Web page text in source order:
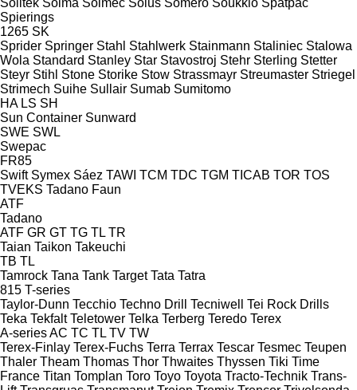
Spierings
1265 SK
Sprider Springer Stahl Stahlwerk Stainmann Staliniec Stalowa
Wola Standard Stanley Star Stavostroj Stehr Sterling Stetter
Steyr Stihl Stone Storike Stow Strassmayr Streumaster Striegel
Strimech Suihe Sullair Sumab Sumitomo
HA LS SH
Sun Container Sunward
SWE SWL
Swepac
FR85
Swift Symex Sáez TAWI TCM TDC TGM TICAB TOR TOS
TVEKS Tadano Faun
ATF
Tadano
ATF GR GT TG TL TR
Taian Taikon Takeuchi
TB TL
Tamrock Tana Tank Target Tata Tatra
815 T-series
Taylor-Dunn Tecchio Techno Drill Tecniwell
Tei Rock Drills
Teka Tekfalt Teletower Telka Terberg Teredo Terex
A-seriesAC TC TL TV TW
Terex-Finlay Terex-Fuchs Terra Terrax Tescar Tesmec Teupen
Thaler Theam Thomas Thor Thwaites Thyssen Tiki Time
France Titan Tomplan Toro Toyo Toyota Tracto-Technik Trans-